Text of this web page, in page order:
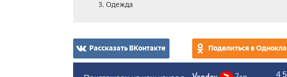
3. Одежда
Рассказать ВКонтакте Поделиться в